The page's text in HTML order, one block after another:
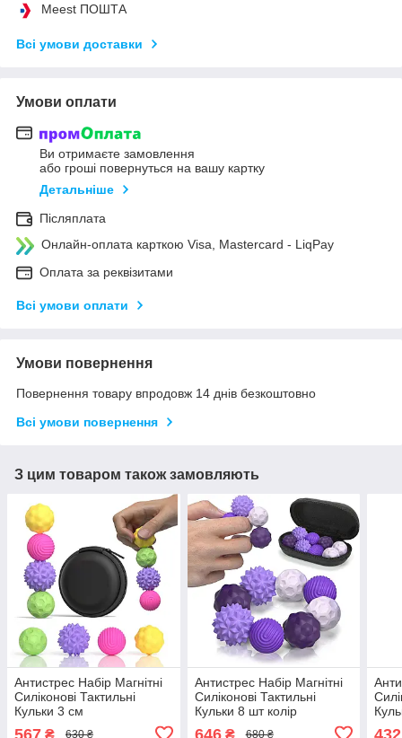
Meest ПОШТА
Всі умови доставки
Умови оплати
Ви отримаєте замовлення
або гроші повернуться на вашу картку
Детальніше
Післяплата
Онлайн-оплата карткою Visa, Mastercard - LiqPay
Оплата за реквізитами
Всі умови оплати
Умови повернення
Повернення товару впродовж 14 днів безкоштовно
Всі умови повернення
З цим товаром також замовляють
Антистрес Набір Магнітні
Силіконові Тактильні
Кульки 3 см
567 ₴ 630 ₴
Антистрес Набір Магнітні
Силіконові Тактильні
Кульки 8 шт колір
646₴ 680 ₴ 432